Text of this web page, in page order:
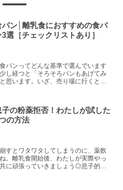
パン│離乳食におすすめの食パ
3選［チェックリストあり］
パンってどんな基準で選んでいます
し経つと「そろそろパンもあげてみ
思います。いざ、売り場に行くと、
子の粉薬拒否！わたしが試した
の方法
すとワタワタしてしまうのに、薬飲
。離乳食開始後、わたしが実際やっ
に頑張っていきましょう◎息子的お